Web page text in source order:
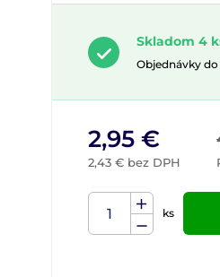
Skladom 4
Objednávky do
2,95 €
2,43 € bez DPH
ks